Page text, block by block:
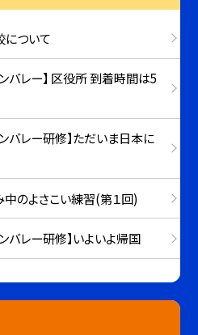
ついて
バレー】 区役所 到着時間は5
バレー研修】ただいま日本に
のよさこい練習(第１回)
バレー研修】いよいよ帰国